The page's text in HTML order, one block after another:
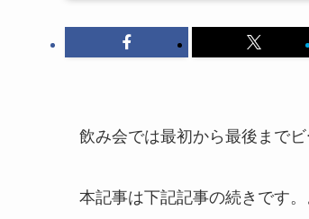
飲み会では最初から最後まで
本記事は下記記事の続きです